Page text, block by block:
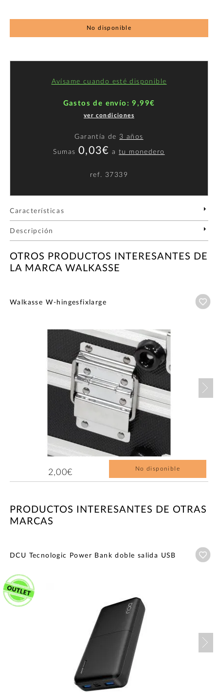
No disponible
Avísame cuando esté disponible
Gastos de envío: 9,99€
ver condiciones
Garantía de 3 años
Sumas 0,03€ atu monedero
ref. 37339
Características
Descripción
OTROS PRODUCTOS INTERESANTES DE
LA MARCA WALKASSE
Walkasse W-hingesfixlarge
2,00€ No disponible
PRODUCTOS INTERESANTES DE OTRAS
MARCAS
DCU Tecnologic Power Bank doble salida USB